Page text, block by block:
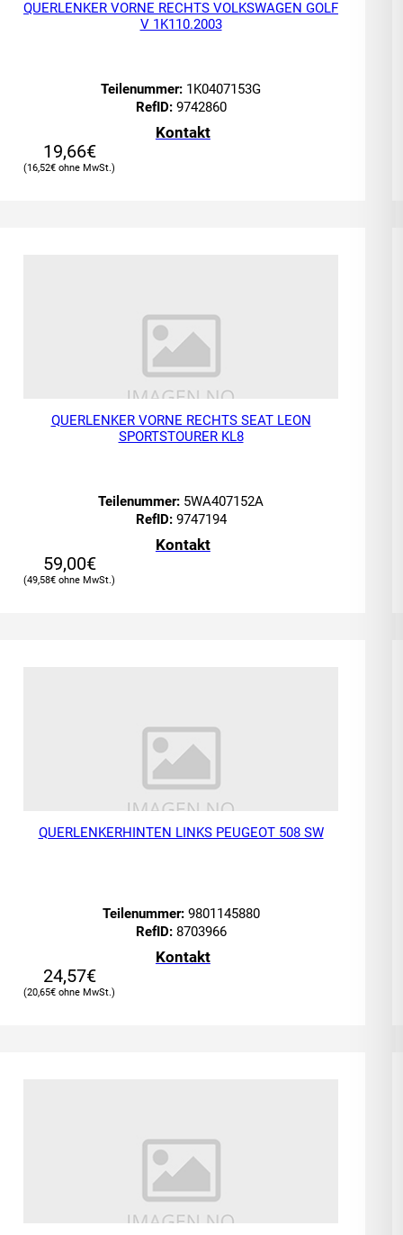
QUERLENKER VORNE RECHTS VOLKSWAGEN GOLF
V 1K110.2003
Teilenummer: 1K0407153G
RefID:9742860
Kontakt
19,66€
16,52€
QUERLENKER VORNE RECHTS SEAT LEON
SPORTSTOURER KL8
Teilenummer: 5WA407152A
RefID:9747194
Kontakt
59,00€
49,58€
QUERLENKERHINTEN LINKS PEUGEOT 508 SW
Teilenummer:9801145880
RefID:8703966
Kontakt
24,57€
20,65€